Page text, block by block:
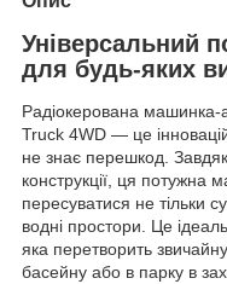
Універсальний
для будь-яких
Радіокерована
Truck 4WD — це
не знає перешкод.
конструкції, ця потужна
пересуватися не тільки
водні простори. Це
яка перетворить
басейну або в парку в